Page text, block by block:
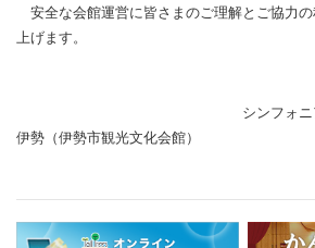
安全な会館運営に皆さまのご理解とご協力
上げます。
シンフォニアテクノロ
伊勢（伊勢市観光文化会館）